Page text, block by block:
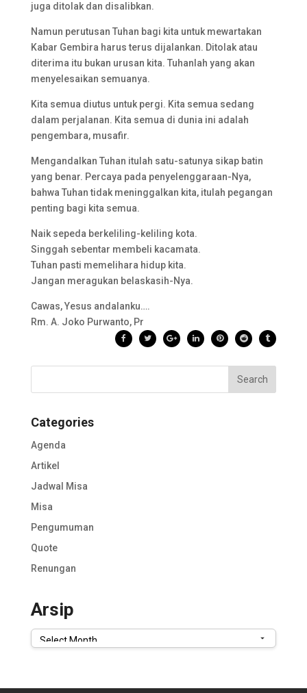
juga ditolak dan disalibkan.
Namun perutusan Tuhan bagi kita untuk mewartakan
Kabar Gembira harus terus dijalankan. Ditolak atau
diterima itu bukan urusan kita. Tuhanlah yang akan
menyelesaikan semuanya.
Kita semua diutus untuk pergi. Kita semua sedang
dalam perjalanan. Kita semua di dunia ini adalah
pengembara, musafir.
Mengandalkan Tuhan itulah satu-satunya sikap batin
yang benar. Percaya pada penyelenggaraan-Nya,
bahwa Tuhan tidak meninggalkan kita, itulah pegangan
penting bagi kita semua.
Naik sepeda berkeliling-keliling kota.
Singgah sebentar membeli kacamata.
Tuhan pasti memelihara hidup kita.
Jangan meragukan belaskasih-Nya.
Cawas, Yesus andalanku….
Rm. A. Joko Purwanto, Pr
Categories
Agenda
Artikel
Jadwal Misa
Misa
Pengumuman
Quote
Renungan
Arsip
Arsip